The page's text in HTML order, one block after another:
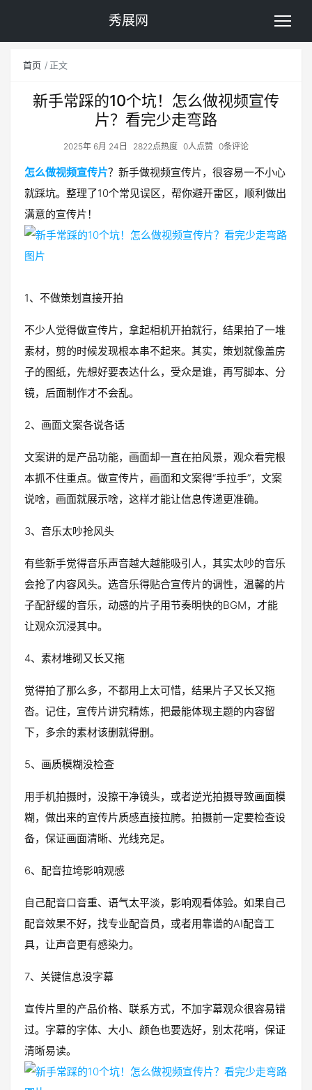
秀展网
首页 正文
新手常踩的10个坑！怎么做视频宣传
片？看完少走弯路
2025年 6月 24日 2822点热度 0人点赞 0条评论
怎么做视频宣传片？新手做视频宣传片，很容易一不小心
就踩坑。整理了10个常见误区，帮你避开雷区，顺利做出
满意的宣传片！
1、不做策划直接开拍
不少人觉得做宣传片，拿起相机开拍就行，结果拍了一堆
素材，剪的时候发现根本串不起来。其实，策划就像盖房
子的图纸，先想好要表达什么，受众是谁，再写脚本、分
镜，后面制作才不会乱。
2、画面文案各说各话
文案讲的是产品功能，画面却一直在拍风景，观众看完根
本抓不住重点。做宣传片，画面和文案得“手拉手”，文案
说啥，画面就展示啥，这样才能让信息传递更准确。
3、音乐太吵抢风头
有些新手觉得音乐声音越大越能吸引人，其实太吵的音乐
会抢了内容风头。选音乐得贴合宣传片的调性，温馨的片
子配舒缓的音乐，动感的片子用节奏明快的BGM，才能
让观众沉浸其中。
4、素材堆砌又长又拖
觉得拍了那么多，不都用上太可惜，结果片子又长又拖
沓。记住，宣传片讲究精炼，把最能体现主题的内容留
下，多余的素材该删就得删。
5、画质模糊没检查
用手机拍摄时，没擦干净镜头，或者逆光拍摄导致画面模
糊，做出来的宣传片质感直接拉胯。拍摄前一定要检查设
备，保证画面清晰、光线充足。
6、配音拉垮影响观感
自己配音口音重、语气太平淡，影响观看体验。如果自己
配音效果不好，找专业配音员，或者用靠谱的AI配音工
具，让声音更有感染力。
7、关键信息没字幕
宣传片里的产品价格、联系方式，不加字幕观众很容易错
过。字幕的字体、大小、颜色也要选好，别太花哨，保证
清晰易读。